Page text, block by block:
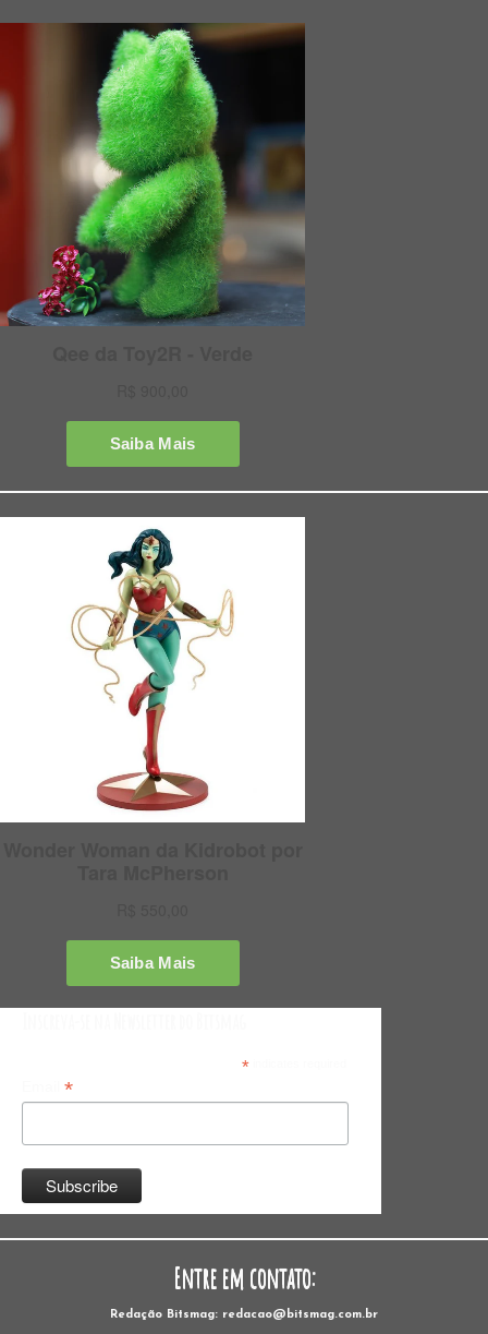
*indicates required
*
Entre em contato:
Redação Bitsmag: redacao@bitsmag.com.br